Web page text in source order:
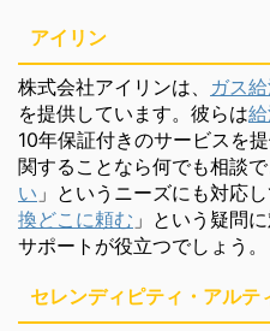
アイリン
株式会社アイリンは、 ガス
を提供しています。彼らは
10年保証付きのサービスを提
関することなら何でも相談
い 」というニーズにも対応
換どこに頼む 」という疑問
サポートが役立つでしょう。
セレンディピティ・アルテ